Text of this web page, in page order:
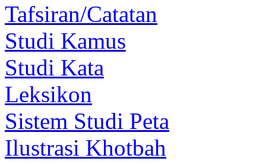
Tafsiran/Catatan
Studi Kamus
Studi Kata
Leksikon
Sistem Studi Peta
Ilustrasi Khotbah